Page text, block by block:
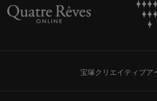
宝塚クリエイティブア